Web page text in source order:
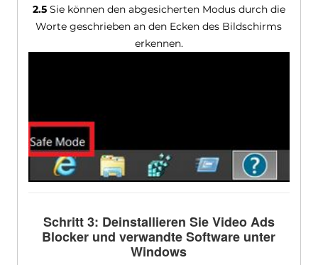
2.5Sie können den abgesicherten Modus durch die
Worte geschrieben an den Ecken des Bildschirms
erkennen.
Schritt 3: Deinstallieren Sie Video Ads
Blocker und verwandte Software unter
Windows